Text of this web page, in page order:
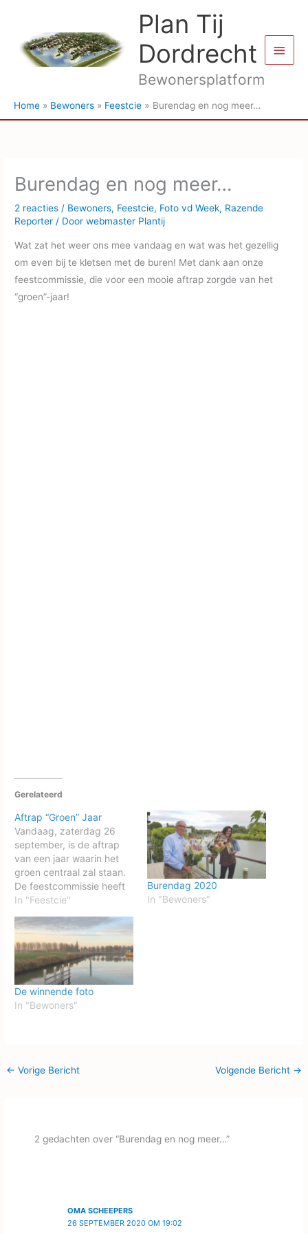
inhoud
Plan Tij
Dordrecht
Bewonersplatform
Home Bewoners Feestcie Burendag en nog meer…
Burendag en nog meer…
2 reacties / Bewoners, Feestcie, Foto vd Week, Razende
Reporter / Doorwebmaster Plantij
Wat zat het weer ons mee vandaag en wat was het gezellig
om even bij te kletsen met de buren! Met dank aan onze
feestcommissie, die voor een mooie aftrap zorgde van het
“groen”-jaar!
Gerelateerd
Aftrap “Groen” Jaar
Vandaag, zaterdag 26
september, is de aftrap
van een jaar waarin het
groen centraal zal staan.
De feestcommissie heeft
alle bewoners
bepaalde tijden een kopje
koffie te komen drinken
en de brochure 'Wonen in
een Mandeligheid' op te
halen! De winnaar van de
fotowedstrijd wordt ook
vandaag…
In "Feestcie"
Burendag 2020
In "Bewoners"
De winnende foto
In "Bewoners"
← Vorige Bericht Volgende Bericht →
2 gedachten over “Burendag en nog meer…”
OMA SCHEEPERS
26 SEPTEMBER 2020 OM 19:02